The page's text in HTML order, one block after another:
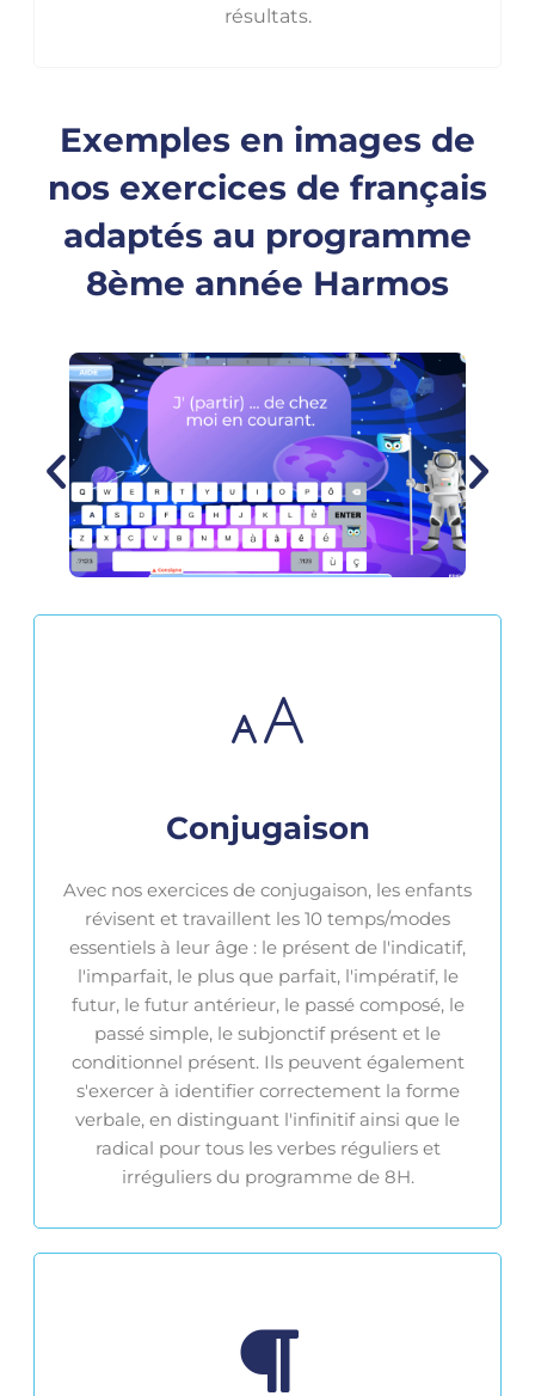
résultats.
Exemples en images de
nos exercices de français
adaptés au programme
8ème année Harmos
Conjugaison
Avec nos exercices de conjugaison, les enfants
révisent et travaillent les 10 temps/modes
essentiels à leur âge : le présent de l'indicatif,
l'imparfait, le plus que parfait, l'impératif, le
futur, le futur antérieur, le passé composé, le
passé simple, le subjonctif présent et le
conditionnel présent. Ils peuvent également
s'exercer à identifier correctement la forme
verbale, en distinguant l'infinitif ainsi que le
radical pour tous les verbes réguliers et
irréguliers du programme de 8H.